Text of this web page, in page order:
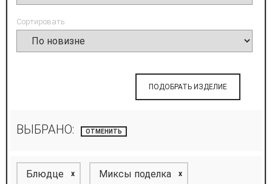
Сортировать:
ПОДОБРАТЬ ИЗДЕЛИЕ
ВЫБРАНО: ОТМЕНИТЬ
Блюдце x Миксы поделка x